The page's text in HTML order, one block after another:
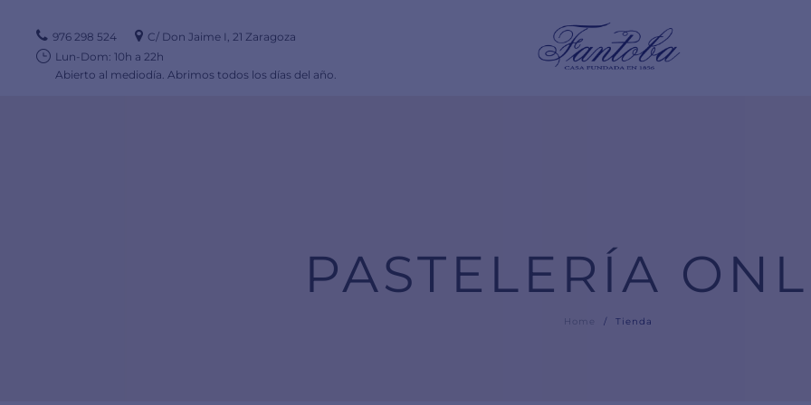
976 298 524
C/ Don Jaime I, 21 Zaragoza
Lun-Dom: 10h a 22h
Abierto al mediodía. Abrimos todos los días del año.
PASTELERÍA
Home / Tienda